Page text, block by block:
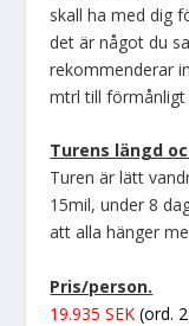
skall ha med dig
det är något du
rekommenderar
mtrl till förmånligt
Turens längd
Turen är lätt
15mil, under 8
att alla hänger
Pris/person.
19.935 SEK(ord.